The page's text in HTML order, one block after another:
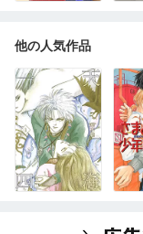
他の人気作品